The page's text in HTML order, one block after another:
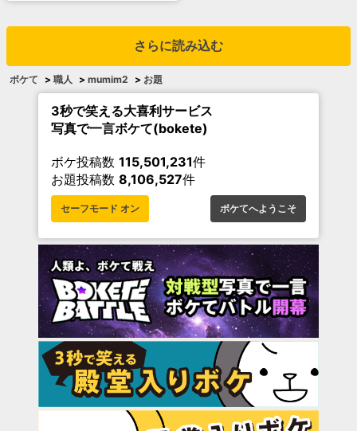
さらに読み込む
ボケて > 職人 > mumim2 > お題
3秒で笑える大喜利サービス
写真で一言ボケて(bokete)
ボケ投稿数 115,501,231件
お題投稿数 8,106,527件
セーフモード オン ボケてへようこそ